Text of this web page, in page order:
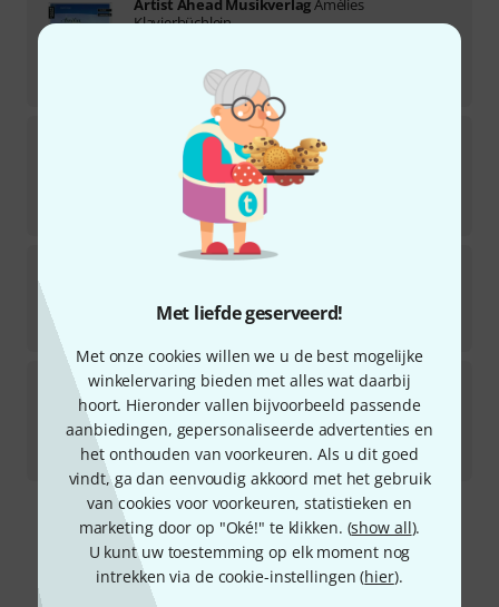
Met liefde geserveerd!
Met onze cookies willen we u de best mogelijke
winkelervaring bieden met alles wat daarbij
hoort. Hieronder vallen bijvoorbeeld passende
aanbiedingen, gepersonaliseerde advertenties en
het onthouden van voorkeuren. Als u dit goed
vindt, ga dan eenvoudig akkoord met het gebruik
van cookies voor voorkeuren, statistieken en
marketing door op "Oké!" te klikken. (show all).
U kunt uw toestemming op elk moment nog
intrekken via de cookie-instellingen (hier).
Klavierbüchlein
Artist Ahead Musikverlag
Klavierschule
1
Direct leverbaar
Artist Ahead Musikverlag
Direct leverbaar
Artist Ahead MusikverlagAllerersten
Fingerübungen
1
Direct leverbaar
€14,40
Gratis verzending vanaf € 69
Alle prijzen incl. btw